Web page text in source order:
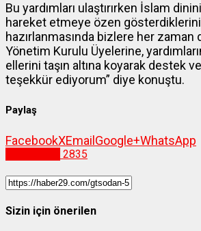
Bu yardımları ulaştırırken İslam
hareket etmeye özen gösterdiklerini
hazırlanmasında bizlere her zaman
Yönetim Kurulu Üyelerine,
ellerini taşın altına koyarak destek
teşekkür ediyorum” diye konuştu.
Paylaş
FacebookXEmail Google+WhatsApp
2835
Sizin için önerilen